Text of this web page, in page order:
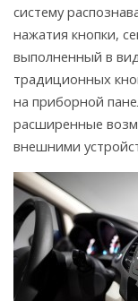
систему
нажатия кнопки,
выполненный в
традиционных
на приборной
расширенные
внешними